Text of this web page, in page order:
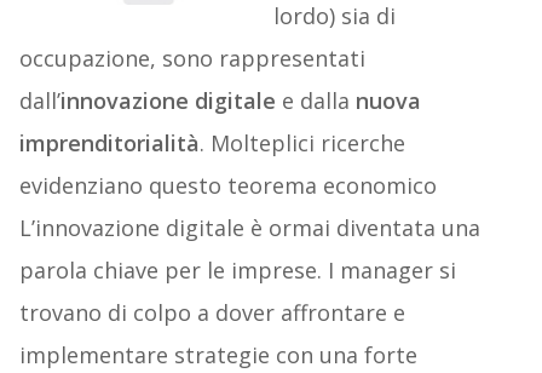
lordo) sia di
occupazione, sono rappresentati
dall’innovazione digitale e dalla nuova
imprenditorialità. Molteplici ricerche
evidenziano questo teorema economico
L’innovazione digitale è ormai diventata una
parola chiave per le imprese. I manager si
trovano di colpo a dover affrontare e
implementare strategie con una forte